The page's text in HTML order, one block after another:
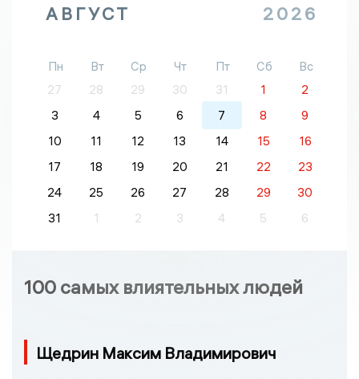
АВГУСТ 2026
Пн Вт Ср Чт Пт Сб
Вс
27
28 29 30 31 1
2
3
4 5 6 7 8
9
10
11 12 13 14 15
16
17
18 19 20 21 22
23
24
25 26 27 28 29
30
31
1 2 3 4 5 6
100 самых влиятельных людей
Щедрин Максим Владимирович